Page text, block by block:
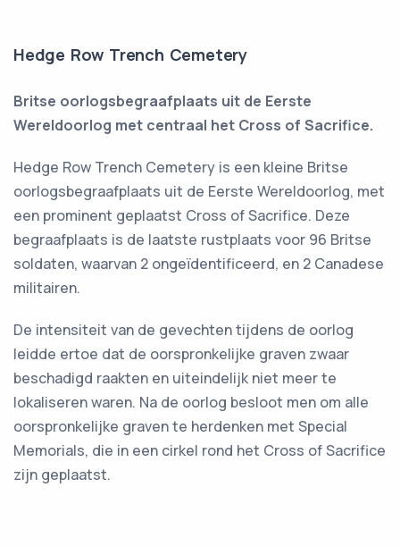
Hedge Row Trench Cemetery
Britse oorlogsbegraafplaats uit de Eerste
Wereldoorlog met centraal het Cross of Sacrifice.
Hedge Row Trench Cemetery is een kleine Britse
oorlogsbegraafplaats uit de Eerste Wereldoorlog, met
een prominent geplaatst Cross of Sacrifice. Deze
begraafplaats is de laatste rustplaats voor 96 Britse
soldaten, waarvan 2 ongeïdentificeerd, en 2 Canadese
militairen.
De intensiteit van de gevechten tijdens de oorlog
leidde ertoe dat de oorspronkelijke graven zwaar
beschadigd raakten en uiteindelijk niet meer te
lokaliseren waren. Na de oorlog besloot men om alle
oorspronkelijke graven te herdenken met Special
Memorials, die in een cirkel rond het Cross of Sacrifice
zijn geplaatst.